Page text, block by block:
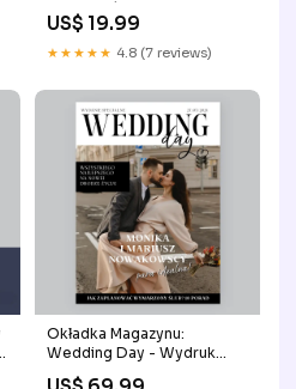
US$ 19.99
★★★★★ 4.8 (7 reviews)
Okładka Magazynu:
Wedding Day - Wydruk